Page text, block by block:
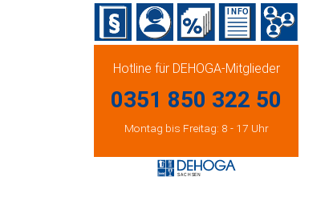
Hotline für DEHOGA-Mitglieder
0351 850 322 50
Montag bis Freitag: 8 - 17 Uhr